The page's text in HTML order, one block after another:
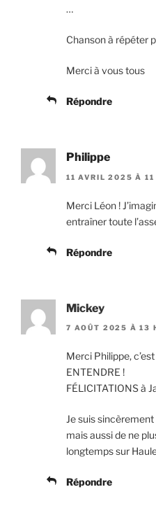
…
Chanson à répéter
Merci à vous tous
Répondre
Philippe
11 AVRIL 2025 À
Merci Léon !
entraîner toute
Répondre
Mickey
7 AOÛT 2025 À 13
Merci Philippe,
ENTENDRE !
FÉLICITATIONS à
Je suis
mais aussi de ne
longtemps sur
Répondre